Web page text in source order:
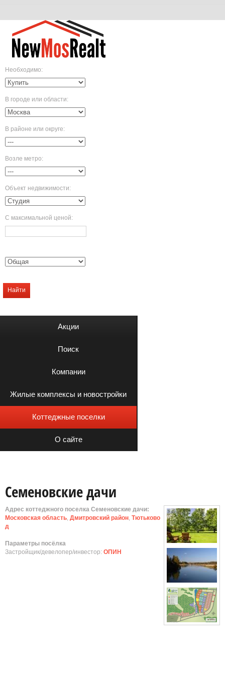
Необходимо:
В городе или области:
В районе или округе:
Возле метро:
Объект недвижимости:
С максимальной ценой:
Найти
Акции
Поиск
Компании
Жилые комплексы и новостройки
Коттеджные поселки
О сайте
Семеновские дачи
Адрес коттеджного поселка Семеновские дачи:
Московская область, Дмитровский район, Тютьково
д
Параметры посёлка
Застройщик/девелопер/инвестор: ОПИН